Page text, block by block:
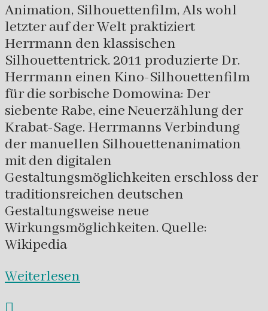
Animation, Silhouettenfilm, Als wohl
letzter auf der Welt praktiziert
Herrmann den klassischen
Silhouettentrick. 2011 produzierte Dr.
Herrmann einen Kino-Silhouettenfilm
für die sorbische Domowina: Der
siebente Rabe, eine Neuerzählung der
Krabat-Sage. Herrmanns Verbindung
der manuellen Silhouettenanimation
mit den digitalen
Gestaltungsmöglichkeiten erschloss der
traditionsreichen deutschen
Gestaltungsweise neue
Wirkungsmöglichkeiten. Quelle:
Wikipedia
Weiterlesen